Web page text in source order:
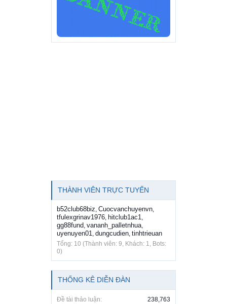
THÀNH VIÊN TRỰC TUYẾN
b52club68biz, Cuocvanchuyenvn,
tfulexgrinav1976, hitclub1ac1,
gg88fund, vananh_palletnhua,
uyenuyen01, dungcudien, tinhtrieuan
Tổng: 10 (Thành viên: 9, Khách: 1, Bots:
0)
THỐNG KÊ DIỄN ĐÀN
Đề tài thảo luận:
238,763